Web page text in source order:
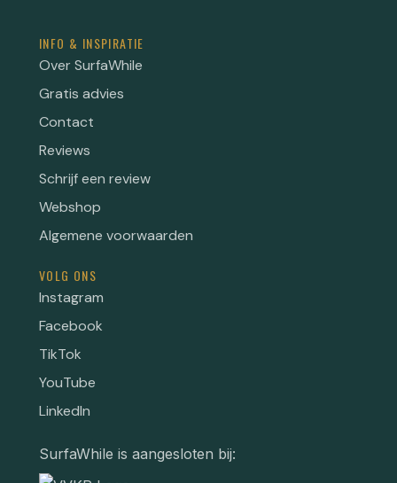
INFO & INSPIRATIE
Over SurfaWhile
Gratis advies
Contact
Reviews
Schrijf een review
Webshop
Algemene voorwaarden
VOLG ONS
Instagram
Facebook
TikTok
YouTube
LinkedIn
SurfaWhile is aangesloten bij: